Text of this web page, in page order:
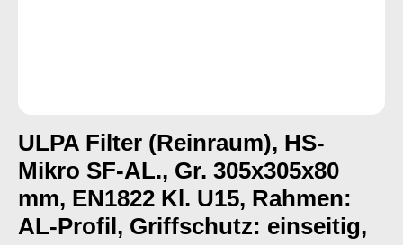
ULPA Filter (Reinraum), HS-
Mikro SF-AL., Gr. 305x305x80
mm, EN1822 Kl. U15, Rahmen:
AL-Profil, Griffschutz: einseitig,